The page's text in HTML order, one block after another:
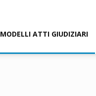
MODELLI ATTI GIUDIZIARI